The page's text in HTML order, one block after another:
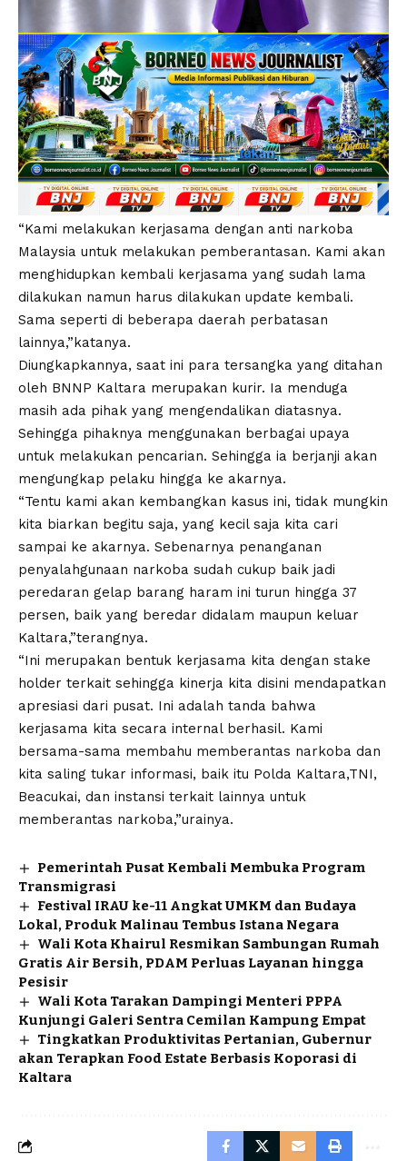
“Kami melakukan kerjasama dengan anti narkoba
Malaysia untuk melakukan pemberantasan. Kami akan
menghidupkan kembali kerjasama yang sudah lama
dilakukan namun harus dilakukan update kembali.
Sama seperti di beberapa daerah perbatasan
lainnya,”katanya.
Diungkapkannya, saat ini para tersangka yang ditahan
oleh BNNP Kaltara merupakan kurir. Ia menduga
masih ada pihak yang mengendalikan diatasnya.
Sehingga pihaknya menggunakan berbagai upaya
untuk melakukan pencarian. Sehingga ia berjanji akan
mengungkap pelaku hingga ke akarnya.
“Tentu kami akan kembangkan kasus ini, tidak mungkin
kita biarkan begitu saja, yang kecil saja kita cari
sampai ke akarnya. Sebenarnya penanganan
penyalahgunaan narkoba sudah cukup baik jadi
peredaran gelap barang haram ini turun hingga 37
persen, baik yang beredar didalam maupun keluar
Kaltara,”terangnya.
“Ini merupakan bentuk kerjasama kita dengan stake
holder terkait sehingga kinerja kita disini mendapatkan
apresiasi dari pusat. Ini adalah tanda bahwa
kerjasama kita secara internal berhasil. Kami
bersama-sama membahu memberantas narkoba dan
kita saling tukar informasi, baik itu Polda Kaltara,TNI,
Beacukai, dan instansi terkait lainnya untuk
memberantas narkoba,”urainya.
Pemerintah Pusat Kembali Membuka Program
Transmigrasi
Festival IRAU ke-11 Angkat UMKM dan Budaya
Lokal, Produk Malinau Tembus Istana Negara
Wali Kota Khairul Resmikan Sambungan Rumah
Gratis Air Bersih, PDAM Perluas Layanan hingga
Pesisir
Wali Kota Tarakan Dampingi Menteri PPPA
Kunjungi Galeri Sentra Cemilan Kampung Empat
Tingkatkan Produktivitas Pertanian, Gubernur
akan Terapkan Food Estate Berbasis Koporasi di
Kaltara